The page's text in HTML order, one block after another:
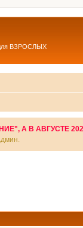
для ВЗРОСЛЫХ
А В АВГУСТЕ